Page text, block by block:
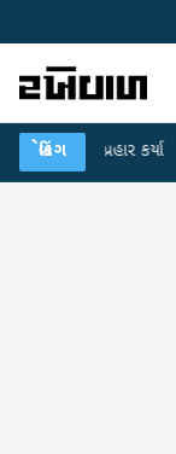
બ્રેકિંગ
પર પ્રહાર કર્યા ●